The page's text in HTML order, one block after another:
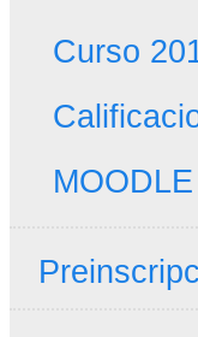
Curso
MOODLE